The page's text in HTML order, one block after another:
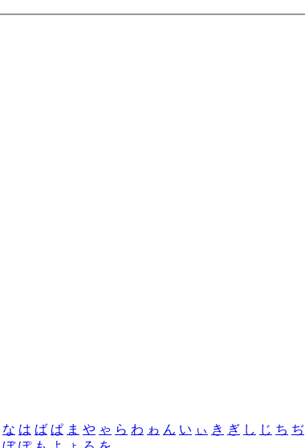
な は ば ぱ ま や ゃ ら わ ゎ ん い ぃ き ぎ し じ ち ぢ